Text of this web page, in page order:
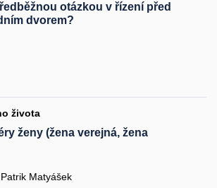
otázkou v řízení před
dvorem?
života
ženy (žena verejná, žena
Matyášek